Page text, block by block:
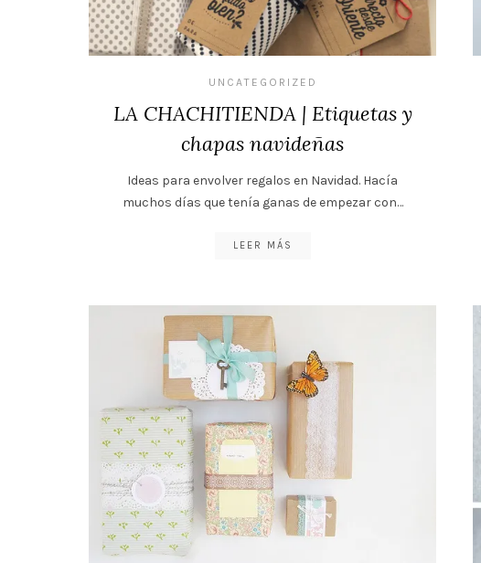
UNCATEGORIZED
LA CHACHITIENDA | Etiquetas y
chapas navideñas
Ideas para envolver regalos en Navidad. Hacía
muchos días que tenía ganas de empezar con…
LEER MÁS